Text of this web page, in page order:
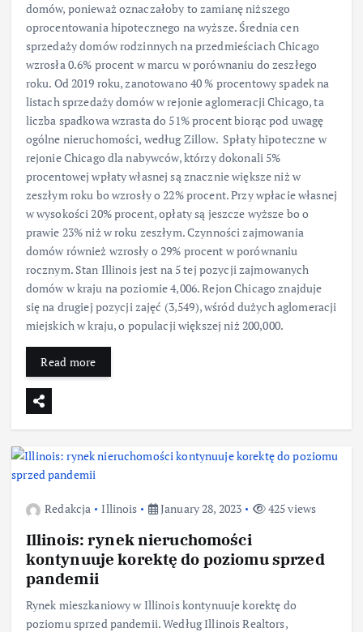
domów, ponieważ oznaczałoby to zamianę niższego
oprocentowania hipotecznego na wyższe. Średnia cen
sprzedaży domów rodzinnych na przedmieściach Chicago
wzrosła 0.6% procent w marcu w porównaniu do zeszłego
roku. Od 2019 roku, zanotowano 40 % procentowy spadek na
listach sprzedaży domów w rejonie aglomeracji Chicago, ta
liczba spadkowa wzrasta do 51% procent biorąc pod uwagę
ogólne nieruchomości, według Zillow. Spłaty hipoteczne w
rejonie Chicago dla nabywców, którzy dokonali 5%
procentowej wpłaty własnej są znacznie większe niż w
zeszłym roku bo wzrosły o 22% procent. Przy wpłacie własnej
w wysokości 20% procent, opłaty są jeszcze wyższe bo o
prawie 23% niż w roku zeszłym. Czynności zajmowania
domów również wzrosły o 29% procent w porównaniu
rocznym. Stan Illinois jest na 5 tej pozycji zajmowanych
domów w kraju na poziomie 4,006. Rejon Chicago znajduje
się na drugiej pozycji zajęć (3,549), wśród dużych aglomeracji
miejskich w kraju, o populacji większej niż 200,000.
Read more
Redakcja Illinois January 28, 2023 425 views
Illinois: rynek nieruchomości
kontynuuje korektę do poziomu sprzed
pandemii
Rynek mieszkaniowy w Illinois kontynuuje korektę do
poziomu sprzed pandemii. Według Illinois Realtors,